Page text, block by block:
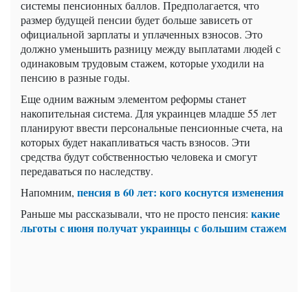
системы пенсионных баллов. Предполагается, что
размер будущей пенсии будет больше зависеть от
официальной зарплаты и уплаченных взносов. Это
должно уменьшить разницу между выплатами людей с
одинаковым трудовым стажем, которые уходили на
пенсию в разные годы.
Еще одним важным элементом реформы станет
накопительная система. Для украинцев младше 55 лет
планируют ввести персональные пенсионные счета, на
которых будет накапливаться часть взносов. Эти
средства будут собственностью человека и смогут
передаваться по наследству.
Напомним, пенсия в 60 лет: кого коснутся изменения
Раньше мы рассказывали, что не просто пенсия: какие
льготы с июня получат украинцы с большим стажем